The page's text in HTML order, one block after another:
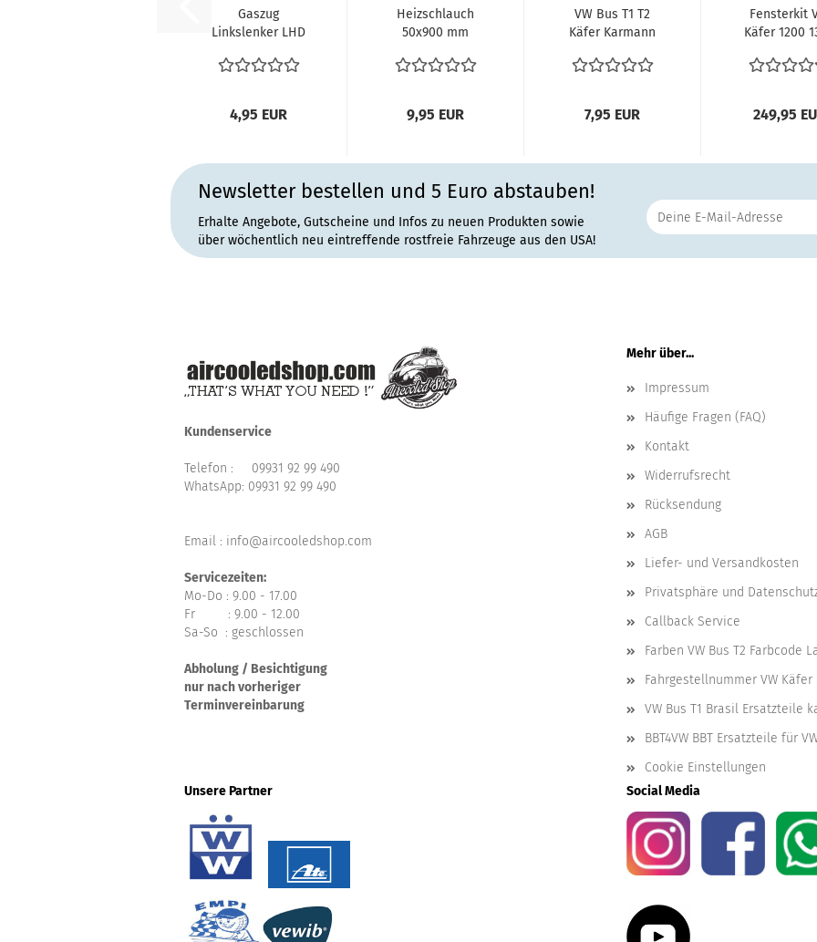
Gaszug
Linkslenker LHD
Karmann Ghia
4,95 EUR
Heizschlauch
50x900 mm
Käfer Typ1
9,95 EUR
VW Bus T1 T2
Käfer Karmann
Schelle
7,95 EUR
Fensterkit
Käfer 1200
249,95
Newsletter bestellen und 5 Euro abstauben!
Erhalte Angebote, Gutscheine und Infos zu neuen Produkten sowie
über wöchentlich neu eintreffende rostfreie Fahrzeuge aus den USA!
Kundenservice
Telefon : 09931 92 99 490
WhatsApp: 09931 92 99 490
Email : info@aircooledshop.com
Servicezeiten:
Mo-Do : 9.00 - 17.00
Fr : 9.00 - 12.00
Sa-So : geschlossen
Abholung / Besichtigung
nur nach vorheriger
Terminvereinbarung
Mehr über...
Impressum
Häufige Fragen (FAQ)
Kontakt
Widerrufsrecht
Rücksendung
AGB
Liefer- und Versandkosten
Privatsphäre und
Callback Service
Farben VW Bus T2 Farbcode
Fahrgestellnummer VW Käfer
VW Bus T1 Brasil Ersatzteile
BBT4VW BBT Ersatzteile für
Cookie Einstellungen
Unsere Partner
Social Media